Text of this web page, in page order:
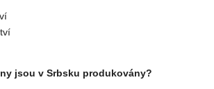
jsou v Srbsku produkovány?